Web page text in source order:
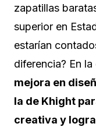
zapatillas
superior en
estarían
diferencia? En
mejora en
la de Khight
creativa y